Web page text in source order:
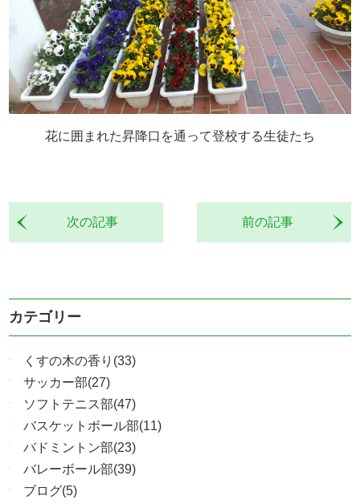
花に囲まれた昇降口を通って登校する生徒たち
前の記事
次の記事
カテゴリー
くすの木の香り(33)
サッカー部(27)
ソフトテニス部(47)
バスケットボール部(11)
バドミントン部(23)
バレーボール部(39)
ブログ(5)